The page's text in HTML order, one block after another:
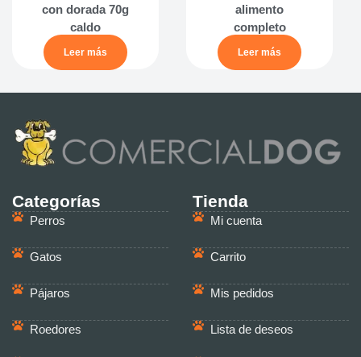
con dorada 70g
caldo
Leer más
alimento
completo
Leer más
Categorías
Perros
Gatos
Pájaros
Roedores
Tienda
Mi cuenta
Carrito
Mis pedidos
Lista de deseos